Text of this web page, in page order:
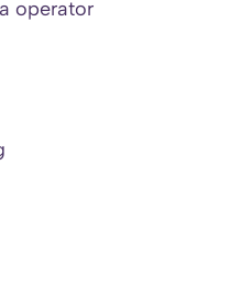
operator